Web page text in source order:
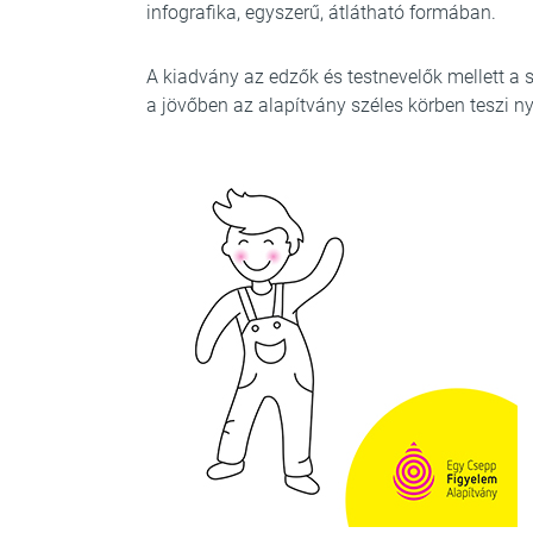
infografika, egyszerű, átlátható formában.
A kiadvány az edzők és testnevelők mellett
a jövőben az alapítvány széles körben teszi